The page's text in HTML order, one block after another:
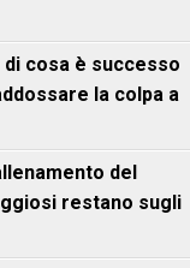
di cosa è successo
la colpa a
del
restano sugli